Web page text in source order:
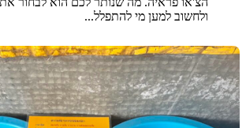
ולחשוב למען מי להתפלל...